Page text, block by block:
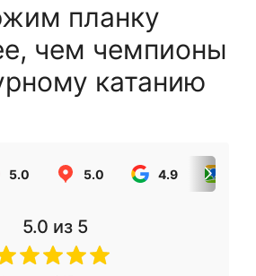
планку
чем чемпионы
катанию
5.0 5.0 4.9
5.0 из 5